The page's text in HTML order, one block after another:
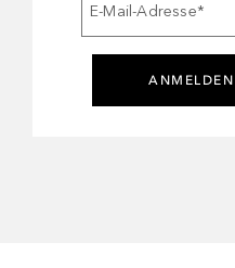
E-Mail-Adresse*
ANMELDEN